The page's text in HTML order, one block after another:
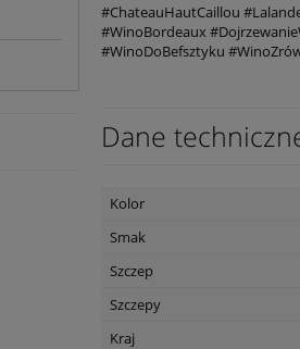
#ChateauHautCaillou
#WinoBordeaux
#WinoDoBefsztyku
Dane
Kolor
Smak
Szczep
Szczepy
Kraj